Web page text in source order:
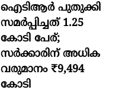
ഐടിആര്‍ പുതുക്കി
സമർപ്പിച്ചത് 1.25
കോടി പേര്;
സർക്കാരിന് അധിക
വരുമാനം ₹9,494
കോടി